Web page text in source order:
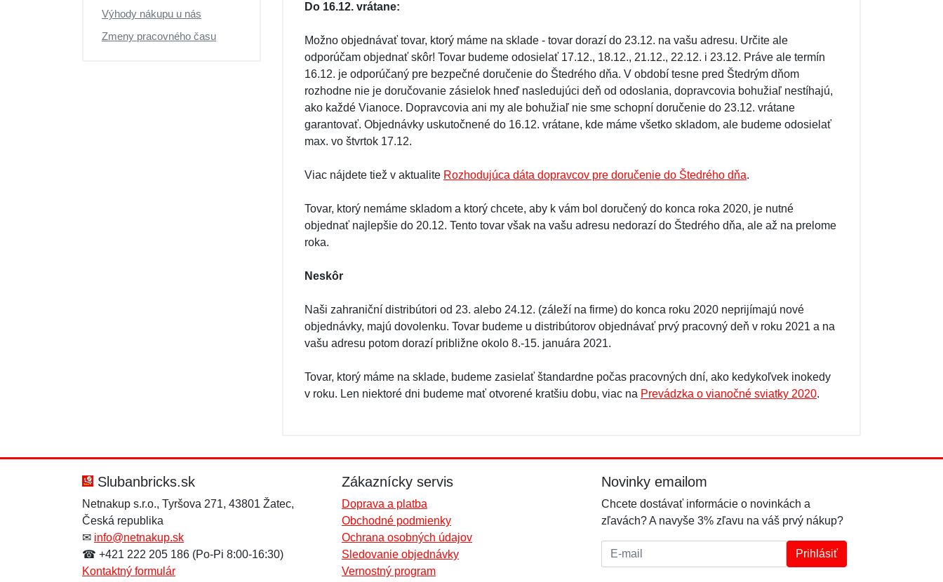
Výhody nákupu u nás
Zmeny pracovného času
Do 16.12. vrátane:
Možno objednávať tovar, ktorý máme na sklade - tovar dorazí do 23.12. na vašu adresu. Určite ale
odporúčam objednať skôr! Tovar budeme odosielať 17.12., 18.12., 21.12., 22.12. i 23.12. Práve ale termín
16.12. je odporúčaný pre bezpečné doručenie do Štedrého dňa. V období tesne pred Štedrým dňom
rozhodne nie je doručovanie zásielok hneď nasledujúci deň od odoslania, dopravcovia bohužiaľ nestíhajú,
ako každé Vianoce. Dopravcovia ani my ale bohužiaľ nie sme schopní doručenie do 23.12. vrátane
garantovať. Objednávky uskutočnené do 16.12. vrátane, kde máme všetko skladom, ale budeme odosielať
max. vo štvrtok 17.12.
Viac nájdete tiež v aktualite Rozhodujúca dáta dopravcov pre doručenie do Štedrého dňa.
Tovar, ktorý nemáme skladom a ktorý chcete, aby k vám bol doručený do konca roka 2020, je nutné
objednať najlepšie do 20.12. Tento tovar však na vašu adresu nedorazí do Štedrého dňa, ale až na prelome
roka.
Neskôr
Naši zahraniční distribútori od 23. alebo 24.12. (záleží na firme) do konca roku 2020 neprijímajú nové
objednávky, majú dovolenku. Tovar budeme u distribútorov objednávať prvý pracovný deň v roku 2021 a na
vašu adresu potom dorazí približne okolo 8.-15. januára 2021.
Tovar, ktorý máme na sklade, budeme zasielať štandardne počas pracovných dní, ako kedykoľvek inokedy
v roku. Len niektoré dni budeme mať otvorené kratšiu dobu, viac na Prevádzka o vianočné sviatky 2020.
Slubanbricks.sk
Netnakup s.r.o., Tyršova 271, 43801 Žatec,
Česká republika
✉ info@netnakup.sk
☎ +421 222 205 186 (Po-Pi 8:00-16:30)
Kontaktný formulár
Zákaznícky servis
Doprava a platba
Obchodné podmienky
Ochrana osobných údajov
Sledovanie objednávky
Vernostný program
Novinky emailom
Chcete dostávať informácie o novinkách a
zľavách? A navyše 3% zľavu na váš prvý nákup?
E-mail: Prihlásiť